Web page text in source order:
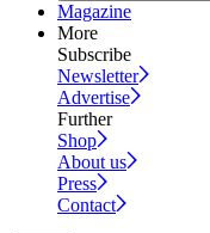
Magazine
More
Subscribe
Newsletter
Advertise
Further
Shop
About us
Press
Contact